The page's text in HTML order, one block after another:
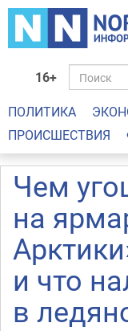
16+
ПОЛИТИКА
ПРОИСШЕСТВИЯ
Чем
на
и что
в